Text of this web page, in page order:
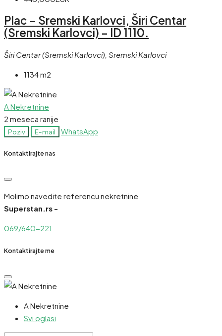
Plac – Sremski Karlovci, Širi Centar
(Sremski Karlovci) – ID 1110.
Širi Centar (Sremski Karlovci), Sremski Karlovci
1134 m2
A Nekretnine
2 meseca ranije
Poziv E-mail WhatsApp
Kontaktirajte nas
Molimo navedite referencu nekretnine
Superstan.rs -
069/640-221
Kontaktirajte me
A Nekretnine
Svi oglasi